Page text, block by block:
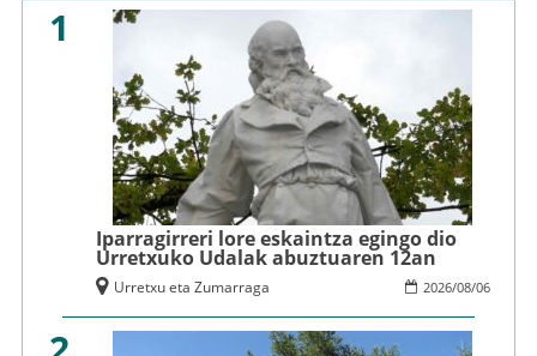
1
Iparragirreri lore eskaintza egingo dio
Urretxuko Udalak abuztuaren 12an
2026/08/06
Urretxu eta Zumarraga